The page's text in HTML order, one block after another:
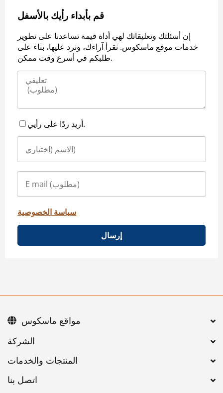
قم بأبداء رأيك بالأسفل
إن أسئلتك وتعليقاتك لهي أداة قيمة تساعدنا على تطوير
خدمات موقع ماسكوس. نقرأ آراءك، ونرد عليها، بناء على
طلبكم في أسرع وقت ممكن.
أريد ردًا على رأيي.
سياسة الخصوصية
إرسال
اتصل بنا
مواقع ماسكوس